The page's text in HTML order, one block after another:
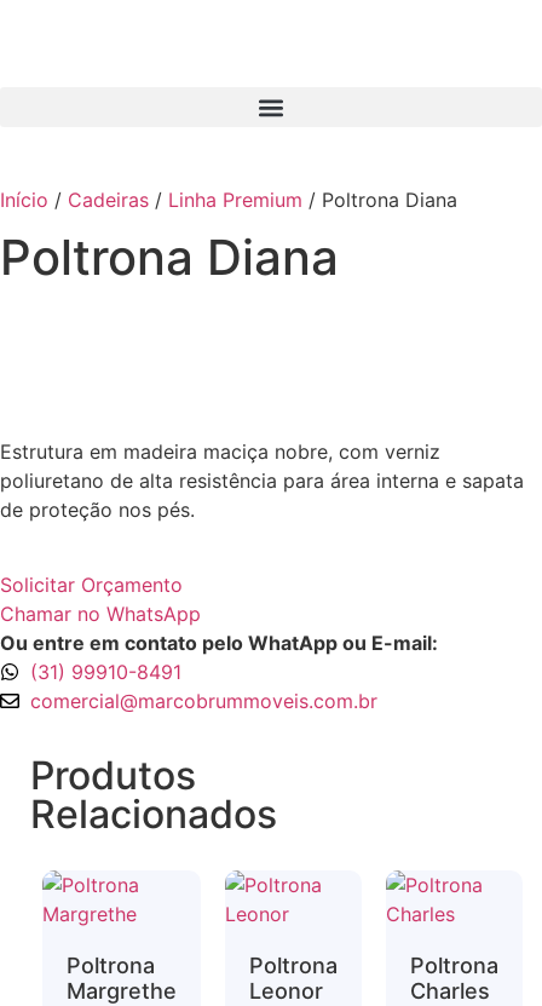
Início / Cadeiras / Linha Premium / Poltrona Diana
Poltrona Diana
Estrutura em madeira maciça nobre, com verniz
poliuretano de alta resistência para área interna e sapata
de proteção nos pés.
Solicitar Orçamento
Chamar no WhatsApp
Ou entre em contato pelo WhatApp ou E-mail:
(31) 99910-8491
comercial@marcobrummoveis.com.br
Produtos
Relacionados
Poltrona
Margrethe
Poltrona
Leonor
Poltrona
Charles